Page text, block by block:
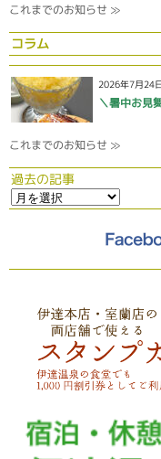
これまでのお知らせ ≫
コラム
2026年7月24
＼暑中お見
これまでのお知らせ ≫
過去の記事